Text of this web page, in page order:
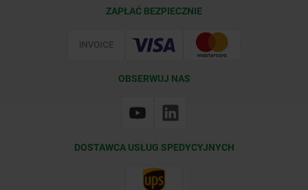
ZAPŁAĆ BEZPIECZNIE
OBSERWUJ NAS
DOSTAWCA USŁUG SPEDYCYJNYCH